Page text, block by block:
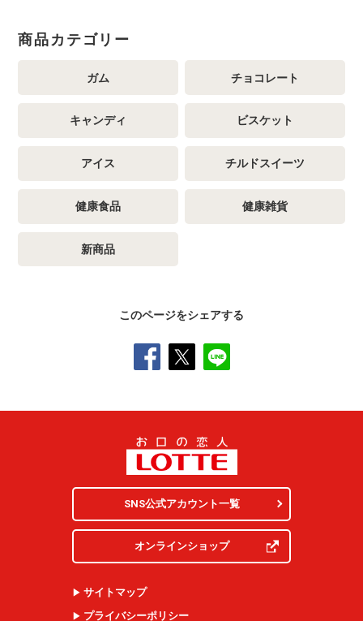
商品カテゴリー
ガム チョコレート
キャンディ ビスケット
アイス チルドスイーツ
健康食品 健康雑貨
新商品
このページをシェアする
SNS公式アカウント一覧
オンラインショップ
サイトマップ
プライバシーポリシー